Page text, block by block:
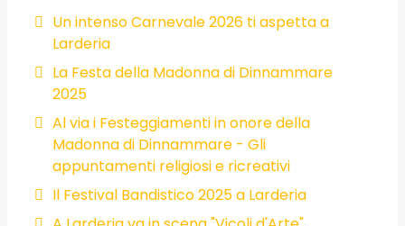
Un intenso Carnevale 2026 ti aspetta a
Larderia
La Festa della Madonna di Dinnammare
2025
Al via i Festeggiamenti in onore della
Madonna di Dinnammare - Gli
appuntamenti religiosi e ricreativi
Il Festival Bandistico 2025 a Larderia